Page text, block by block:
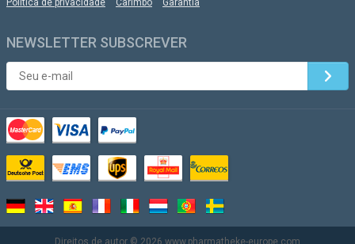
Viagra Genérico 25mg
€29.00
Política de privacidade Carimbo Garantia
NEWSLETTER SUBSCREVER
Direitos de autor © 2026 www.pharmatheke-europe.com